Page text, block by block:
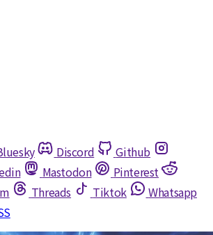
Discord
Github
Mastodon
Pinterest
Threads Tiktok
Whatsapp